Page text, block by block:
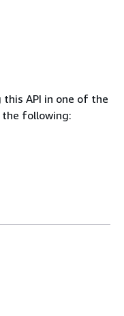
API in one of the
the following: